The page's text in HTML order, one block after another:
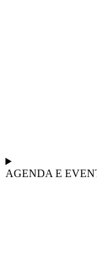
AGENDA E